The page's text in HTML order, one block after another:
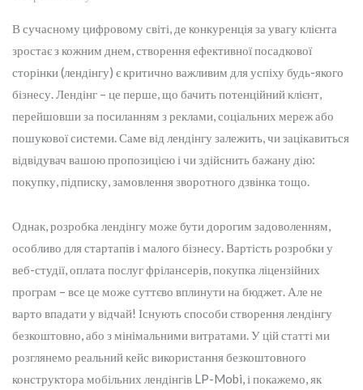
В сучасному цифровому світі, де конкуренція за увагу клієнта
зростає з кожним днем, створення ефективної посадкової
сторінки (лендінгу) є критично важливим для успіху будь-якого
бізнесу. Лендінг – це перше, що бачить потенційний клієнт,
перейшовши за посиланням з реклами, соціальних мереж або
пошукової системи. Саме від лендінгу залежить, чи зацікавиться
відвідувач вашою пропозицією і чи здійснить бажану дію:
покупку, підписку, замовлення зворотного дзвінка тощо.
Однак, розробка лендінгу може бути дорогим задоволенням,
особливо для стартапів і малого бізнесу. Вартість розробки у
веб-студії, оплата послуг фрілансерів, покупка ліцензійних
програм – все це може суттєво вплинути на бюджет. Але не
варто впадати у відчай! Існують способи створення лендінгу
безкоштовно, або з мінімальними витратами. У цій статті ми
розглянемо реальний кейс використання безкоштовного
конструктора мобільних лендінгів LP-Mobi, і покажемо, як